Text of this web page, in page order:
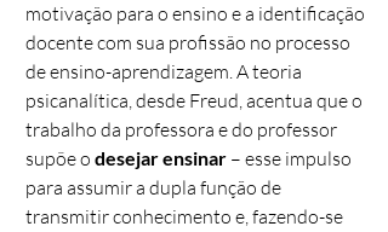
motivação para o ensino e a identificação
docente com sua profissão no processo
de ensino-aprendizagem. A teoria
psicanalítica, desde Freud, acentua que o
trabalho da professora e do professor
supõe o desejar ensinar – esse impulso
para assumir a dupla função de
transmitir conhecimento e, fazendo-se